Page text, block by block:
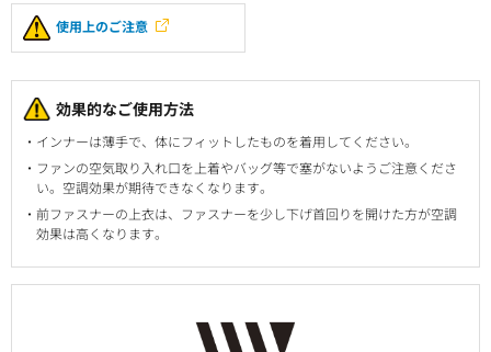
使用上のご注意
効果的なご使用方法
インナーは薄手で、体にフィットしたものを着用してください。
ファンの空気取り入れ口を上着やバッグ等で塞がないようご注意くださ
い。空調効果が期待できなくなります。
前ファスナーの上衣は、ファスナーを少し下げ首回りを開けた方が空調
効果は高くなります。